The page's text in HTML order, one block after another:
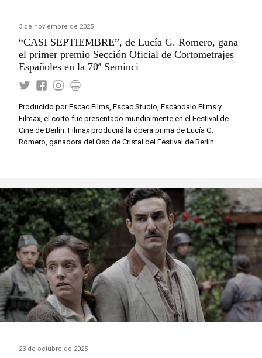
3 de noviembre de 2025
“CASI SEPTIEMBRE”, de Lucía G. Romero, gana
el primer premio Sección Oficial de Cortometrajes
Españoles en la 70ª Seminci
Producido por Escac Films, Escac Studio, Escándalo Films y
Filmax, el corto fue presentado mundialmente en el Festival de
Cine de Berlín. Filmax producirá la ópera prima de Lucía G.
Romero, ganadora del Oso de Cristal del Festival de Berlín.
23 de octubre de 2025